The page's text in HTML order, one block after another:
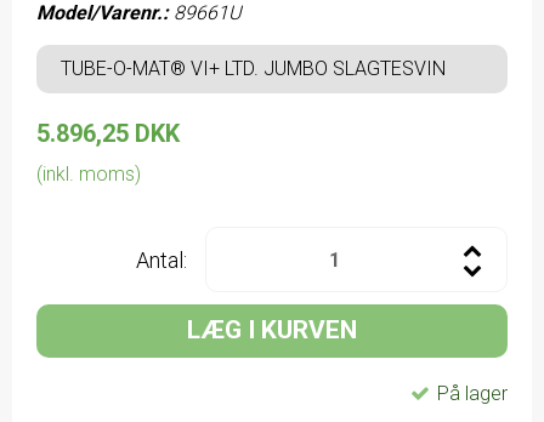
Model/Varenr.: 89661U
TUBE-O-MAT® VI+ LTD. JUMBO SLAGTESVIN
5.896,25 DKK
(inkl. moms)
Antal:
LÆG I KURVEN
På lager